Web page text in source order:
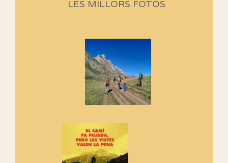
Si no podem caminar, alguna
cosa hem de fer...
Els Centpeus signen el
Manifest a favor dels Camins
Si ets una entitat o associació
adhereix-te al manifest!
Rebem un diploma dels
LES MILLORS FOTOS